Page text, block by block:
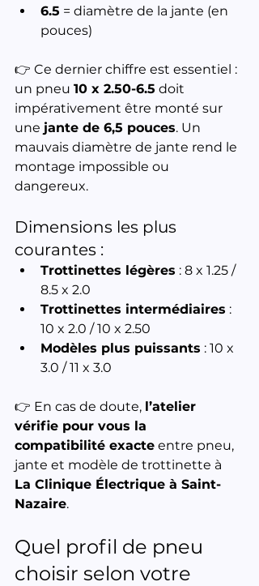
6.5 = diamètre de la jante (en
pouces)
👉 Ce dernier chiffre est essentiel :
un pneu 10 x 2.50-6.5 doit
impérativement être monté sur
une jante de 6,5 pouces. Un
mauvais diamètre de jante rend le
montage impossible ou
dangereux.
Dimensions les plus
courantes :
Trottinettes légères : 8 x 1.25 /
8.5 x 2.0
Trottinettes intermédiaires :
10 x 2.0 / 10 x 2.50
Modèles plus puissants : 10 x
3.0 / 11 x 3.0
👉 En cas de doute, l’atelier
vérifie pour vous la
compatibilité exacte entre pneu,
jante et modèle de trottinette à
La Clinique Électrique à Saint-
Nazaire.
Quel profil de pneu
choisir selon votre